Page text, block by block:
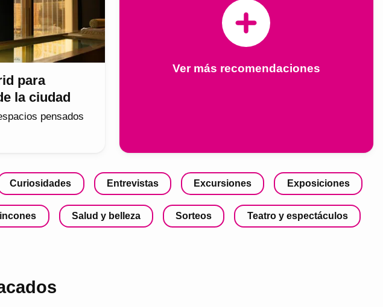
para
la ciudad
pensados
Ver más recomendaciones
Curiosidades Entrevistas Excursiones Exposiciones
Salud y belleza Sorteos Teatro y espectáculos